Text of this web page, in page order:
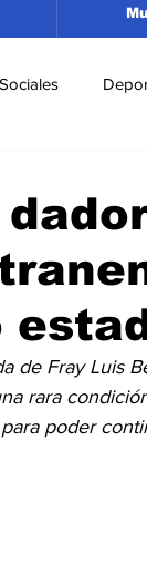
Sociales
San Lorenzo
de Fray Luis
rara
poder